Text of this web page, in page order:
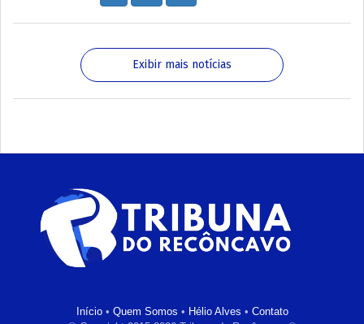
Exibir mais notícias
Início• Quem Somos • Hélio Alves • Contato